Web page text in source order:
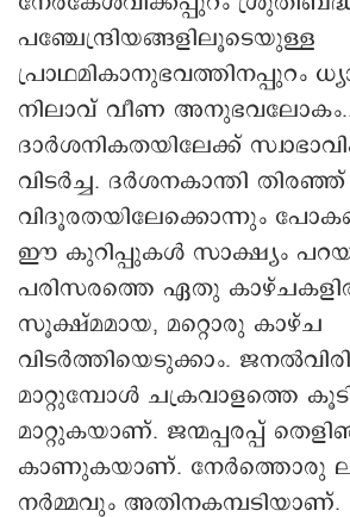
പഞ്ചേന്ദ്രിയങ്ങളിലൂടെയുള്ള
പ്രാഥമികാനുഭവത്തിനപ്പുറം
നിലാവ് വീണ
ദാര്‍ശനികതയിലേക്ക്
വിടര്‍ച്ച. ദര്‍ശനകാന്തി തിരഞ്ഞ്
വിദൂരതയിലേക്കൊന്നും
ഈ കുറിപ്പുകള്‍ സാക്ഷ്യം
പരിസരത്തെ ഏതു
സൂക്ഷ്മമായ, മറ്റൊരു കാഴ്ച
വിടര്‍ത്തിയെടുക്കാം.
മാറ്റുമ്പോള്‍ ചക്രവാളത്തെ
മാറ്റുകയാണ്. ജന്മപ്പരപ്പ്
കാണുകയാണ്. നേര്‍ത്തൊരു
നര്‍മ്മവും